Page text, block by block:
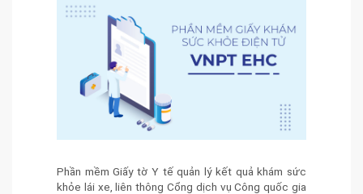
Phần mềm Giấy tờ Y tế quản lý kết quả khám sức
khỏe lái xe, liên thông Cổng dịch vụ Công quốc gia